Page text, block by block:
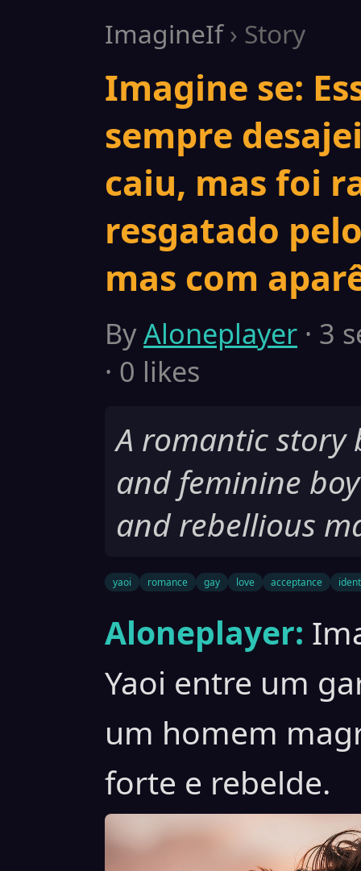
ImagineIf› Story
Imagine se:
sempre
caiu, mas foi
resgatado
mas com
ByAloneplayer · 3
· 0 likes
A romantic story
and feminine
and rebellious
yaoi romance gay love acceptance
Aloneplayer:
Yaoi entre um
um homem
forte e rebelde.